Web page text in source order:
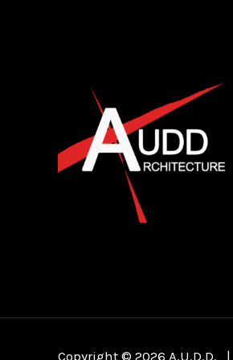
Copyright © 2026 A.U.D.D. |